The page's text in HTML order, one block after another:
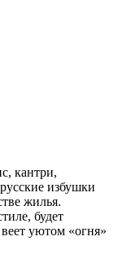
кантри,
избушки
жилья.
будет
уютом «огня»